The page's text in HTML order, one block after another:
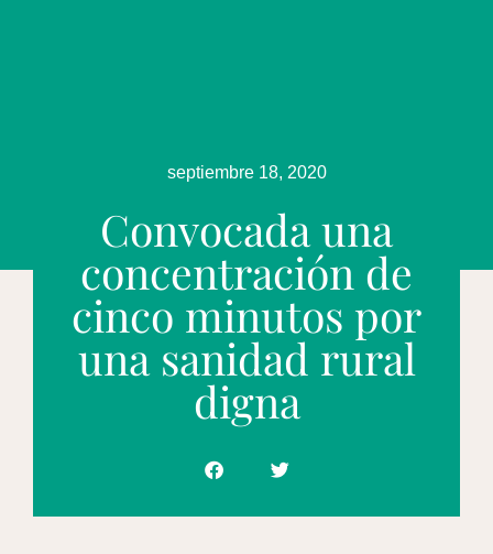
septiembre 18, 2020
Convocada una
concentración de
cinco minutos por
una sanidad rural
digna